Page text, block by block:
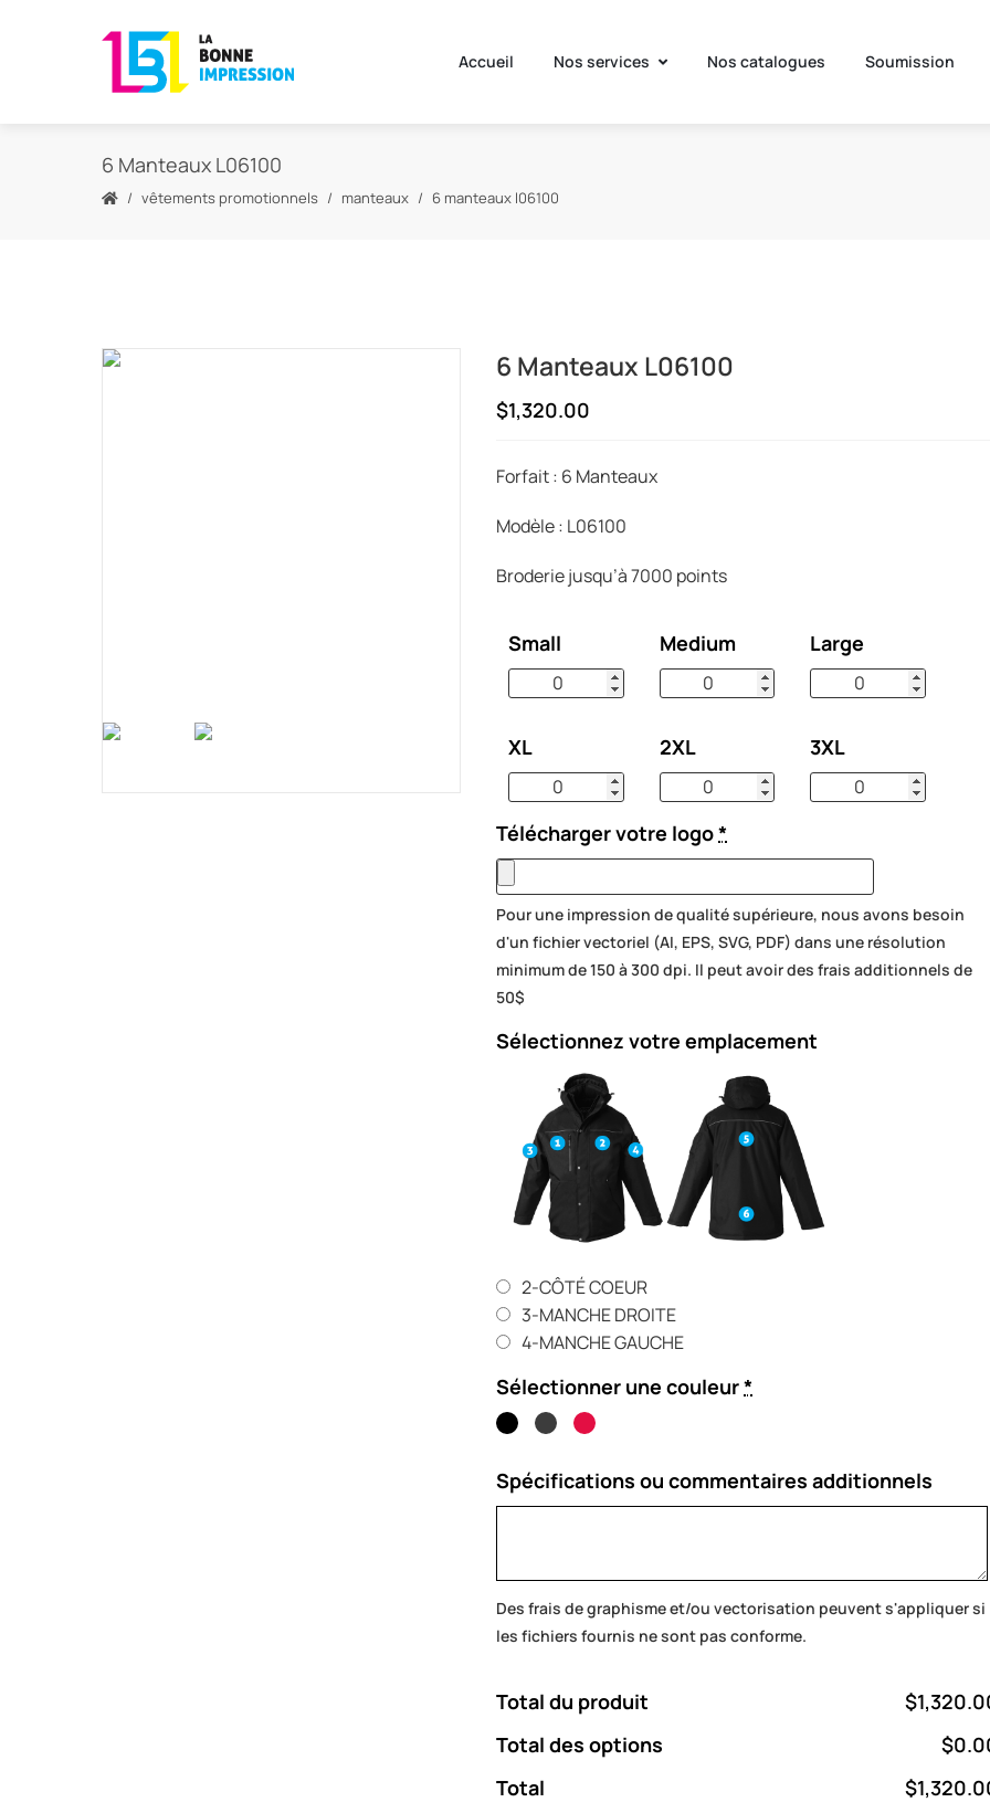
Accueil Nos services Nos catalogues Soumission
6 Manteaux L06100
vêtements promotionnels manteaux 6 manteaux l06100
6 Manteaux L06100
$1,320.00
Forfait : 6 Manteaux
Modèle : L06100
Broderie jusqu’à 7000 points
Small Medium Large
XL 2XL 3XL
Télécharger votre logo*
Pour une impression de qualité supérieure, nous avons besoin
d'un fichier vectoriel (AI, EPS, SVG, PDF) dans une résolution
minimum de 150 à 300 dpi. Il peut avoir des frais additionnels de
50$
Sélectionnez votre emplacement
2-CÔTÉ COEUR
3-MANCHE DROITE
4-MANCHE GAUCHE
Sélectionner une couleur*
Spécifications ou commentaires additionnels
Des frais de graphisme et/ou vectorisation peuvent s'appliquer si
les fichiers fournis ne sont pas conforme.
Total du produit
Total des options
Total